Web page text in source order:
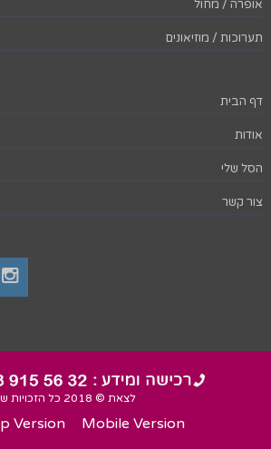
אופרה / מחול
תערוכות / מוזיאונים
דף הבית
אודות
הסל שלי
צור קשר
לצאת © 2018 כל הזכויות שמורות
Version Mobile Version